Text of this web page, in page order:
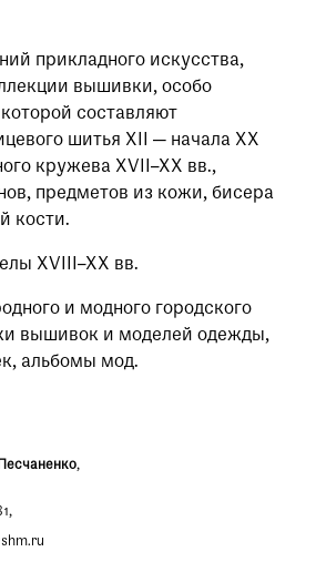
прикладного искусства,
вышивки, особо
составляют
шитья XII — начала ХХ
кружева XVII–XX вв.,
предметов из кожи, бисера
кости.
XVIII–XX вв.
и модного городского
вышивок и моделей одежды,
альбомы мод.
,
,